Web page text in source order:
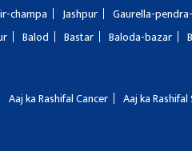
champa Jashpur Gaurella-
Balod Bastar Baloda-bazar
Aaj ka Rashifal Cancer Aaj ka Rashifal